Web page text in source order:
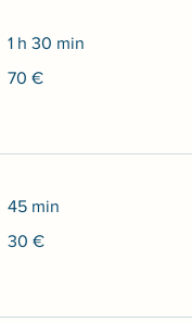
1 h 30 min
euros
70 €
45 min
euros
30 €